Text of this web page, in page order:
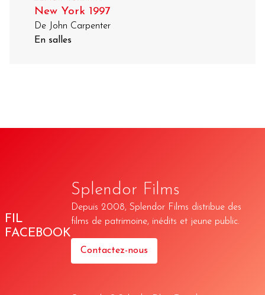
New York 1997
De John Carpenter
En salles
FIL
FACEBOOK
Splendor Films
Depuis 2008, Splendor Films distribue des
films de patrimoine, inédits et jeune public.
Contactez-nous